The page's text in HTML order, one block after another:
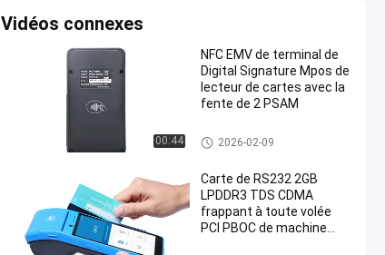
Vidéos connexes
00:44
NFC EMV de terminal de
Digital Signature Mpos de
lecteur de cartes avec la
fente de 2 PSAM
Terminal intelligent de positio
n
2026-02-09
Carte de RS232 2GB
LPDDR3 TDS CDMA
frappant à toute volée
PCI PBOC de machine